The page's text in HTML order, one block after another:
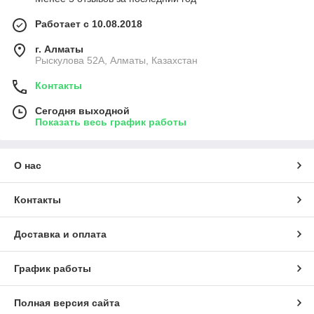
самым не потребуют от владельца дополнительных
Работает с 10.08.2018
г. Алматы
Рыскулова 52А, Алматы, Казахстан
Контакты
Сегодня выходной
Показать весь график работы
О нас
Контакты
Доставка и оплата
График работы
Полная версия сайта